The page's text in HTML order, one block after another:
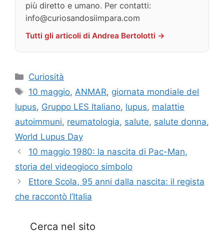
più diretto e umano. Per contatti:
info@curiosandosiimpara.com
Tutti gli articoli di Andrea Bertolotti →
Categorie
Curiosità
Tag
10 maggio, ANMAR, giornata mondiale del
lupus, Gruppo LES Italiano, lupus, malattie
autoimmuni, reumatologia, salute, salute donna,
World Lupus Day
10 maggio 1980: la nascita di Pac-Man,
storia del videogioco simbolo
Ettore Scola, 95 anni dalla nascita: il regista
che raccontò l’Italia
Cerca nel sito